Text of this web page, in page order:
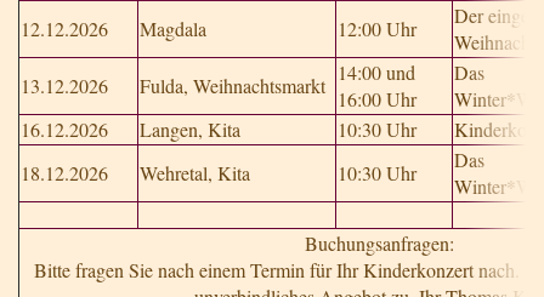
12.12.2026
Magdala 12:00 Uhr
Der
13.12.2026
Fulda, Weihnachtsmarkt
14:00 und
16:00 Uhr
Das
16.12.2026
Langen, Kita 10:30 Uhr
18.12.2026
Wehretal, Kita 10:30 Uhr
Das
Buchungsanfragen:
Bitte fragen Sie nach einem Termin für Ihr Kinderkonzert nach.